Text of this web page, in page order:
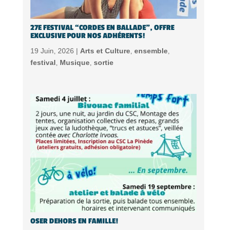
27E FESTIVAL “CORDES EN BALLADE”, OFFRE
EXCLUSIVE POUR NOS ADHÉRENTS!
19 Juin, 2026 | Arts et Culture, ensemble,
festival
Musique, sortie
OSER DEHORS EN FAMILLE!